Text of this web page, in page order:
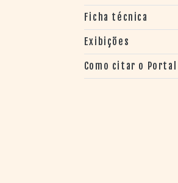
Ficha técnica
Exibições
Como citar o Portal